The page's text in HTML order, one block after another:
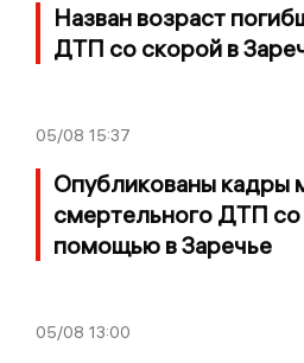
Назван возраст
ДТП со скорой в
05/08 15:37
Опубликованы кадры
смертельного ДТП
помощью в Заречье
05/08 13:00